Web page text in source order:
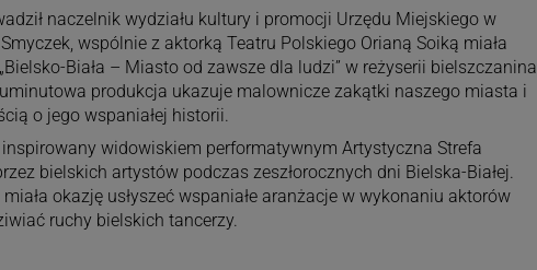
naczelnik wydziału kultury i promocji Urzędu Miejskiego w
wspólnie z aktorką Teatru Polskiego Orianą Soiką miała
Biała – Miasto od zawsze dla ludzi” w reżyserii bielszczanina
produkcja ukazuje malownicze zakątki naszego miasta i
o jego wspaniałej historii.
inspirowany widowiskiem performatywnym Artystyczna Strefa
bielskich artystów podczas zeszłorocznych dni Bielska-Białej.
okazję usłyszeć wspaniałe aranżacje w wykonaniu aktorów
ruchy bielskich tancerzy.